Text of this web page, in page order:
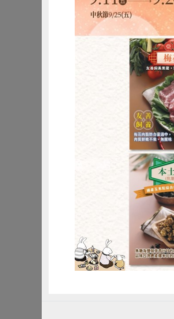
保證責任花蓮縣肉品運銷合作社
味噌鹽麴五花醃肉片(花肉
社)-225g
225公克(固形物200公克)
鱸魚高湯(責生)-500g
500公克
惜食 RPET